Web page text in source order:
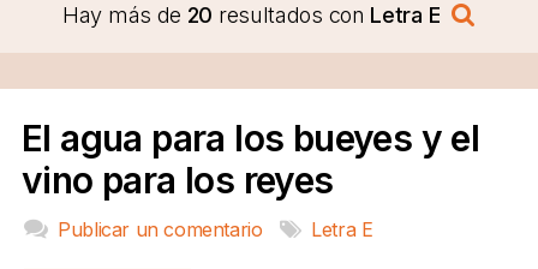
Hay más de 20 resultados con Letra E
El agua para los bueyes y el
vino para los reyes
Publicar un comentario Letra E